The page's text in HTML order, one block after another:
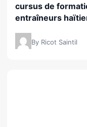
cursus de
entraîneurs
By Ricot Saintil